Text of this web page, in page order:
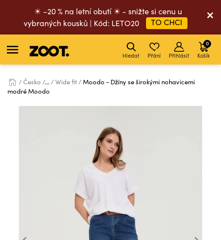
☀ –20 % na letní obutí ☀ - snižte si cenu u
vybraných kousků | Kód: LETO20
TO CHCI
Hledat Přání Přihlásit Košík
0
Česko ... Wide fit
Moodo - Džíny se širokými nohavicemi
modré Moodo